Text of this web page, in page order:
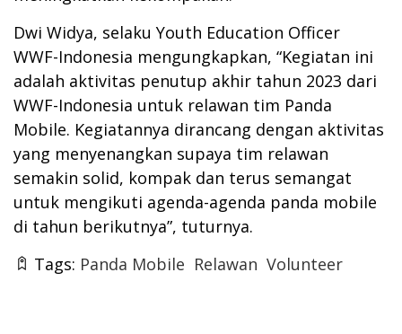
Dwi Widya, selaku Youth Education Officer
WWF-Indonesia mengungkapkan, “Kegiatan ini
adalah aktivitas penutup akhir tahun 2023 dari
WWF-Indonesia untuk relawan tim Panda
Mobile. Kegiatannya dirancang dengan aktivitas
yang menyenangkan supaya tim relawan
semakin solid, kompak dan terus semangat
untuk mengikuti agenda-agenda panda mobile
di tahun berikutnya”, tuturnya.
Tags: Panda Mobile Relawan Volunteer